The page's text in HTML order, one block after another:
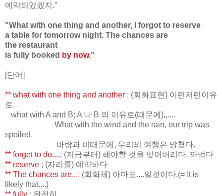
예약되었겠지."
"What with one thing and another, I forgot to reserve
a table for tomorrow night. The chances are
the restaurant
is fully booked by now."
[단어]
** what with one thing and another ; (회화표현) 이런저런이유
로,
what with A and B; A 나 B 의 이유로(때문에),,....
What with the wind and the rain, our trip was
spoiled.
바람과 비때문에, 우리의 여행은 망쳤다.
** forget to do....; (지금부터) 해야할 것을 잊어버리다. 까먹다
** reserve ; (자리를) 예약하다
** The chances are...; (회화체) 아마도....일것이다.(= It is
likely that....)
** fully ; 완전히